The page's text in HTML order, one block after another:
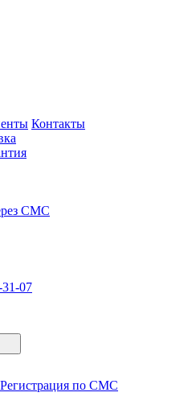
Контакты
СМС
07
по СМС